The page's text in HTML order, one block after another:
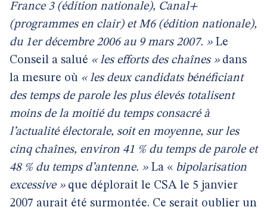
France 3 (édition nationale), Canal+
(programmes en clair) et M6 (édition nationale),
du 1er décembre 2006 au 9 mars 2007. »Le
Conseil a salué « les efforts des chaînes »dans
la mesure où « les deux candidats bénéficiant
des temps de parole les plus élevés totalisent
moins de la moitié du temps consacré à
l’actualité électorale, soit en moyenne, sur les
cinq chaînes, environ 41 % du temps de parole et
48 % du temps d’antenne. »La « bipolarisation
excessive » que déplorait le CSA le 5 janvier
2007 aurait été surmontée. Ce serait oublier un